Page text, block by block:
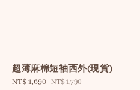
超薄麻棉短袖西外(現貨)
Sale
NT$ 1,690 Regular
NT$ 1,790